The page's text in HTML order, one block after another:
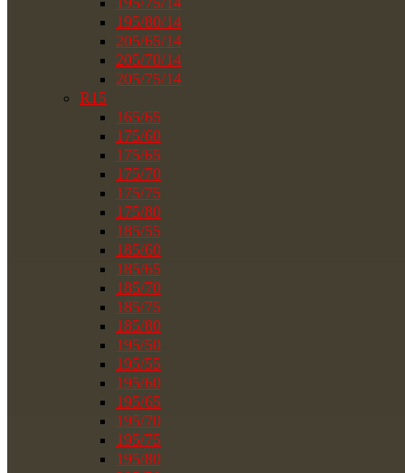
195/80/14
205/65/14
205/70/14
205/75/14
R15
165/65
175/60
175/65
175/70
175/75
175/80
185/55
185/60
185/65
185/70
185/75
185/80
195/50
195/55
195/60
195/65
195/70
195/75
195/80